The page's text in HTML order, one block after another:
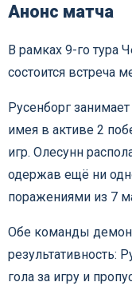
Анонс матча
В рамках 9-го тура
состоится встреча
Русенборг
имея в активе 2
игр. Олесунн
одержав ещё ни
поражениями из 7
Обе команды
результативность:
гола за игру и